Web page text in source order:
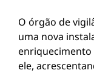
O órgão de
uma nova
enriquecimento
ele,